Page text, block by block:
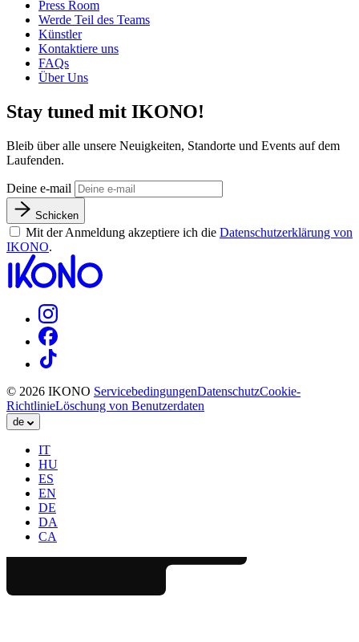
Press Room
Werde Teil des Teams
Künstler
Kontaktiere uns
FAQs
Über Uns
Stay tuned mit IKONO!
Bleib über alle unsere Neuigkeiten, Standorte und Events auf dem
Laufenden.
Deine e-mail
Schicken
Mit der Anmeldung akzeptiere ich die Datenschutzerklärung von
IKONO.
© 2026 IKONO ServicebedingungenDatenschutzCookie-
RichtlinieLöschung von Benutzerdaten
de
IT
HU
ES
EN
DE
DA
CA